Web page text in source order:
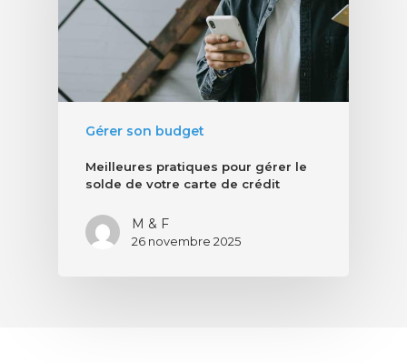
Gérer son budget
Meilleures pratiques pour gérer le
solde de votre carte de crédit
M & F
26 novembre 2025